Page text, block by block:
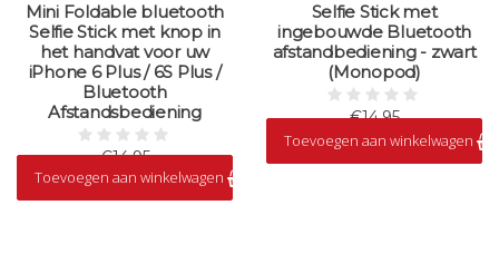
Mini Foldable bluetooth
Selfie Stick met knop in
het handvat voor uw
iPhone 6 Plus / 6S Plus /
Bluetooth
Afstandsbediening
€14,95
Op voorraad
Toevoegen aan winkelwagen
Selfie Stick met
ingebouwde Bluetooth
afstandbediening - zwart
(Monopod)
€14,95
Op voorraad
Toevoegen aan winkelwagen